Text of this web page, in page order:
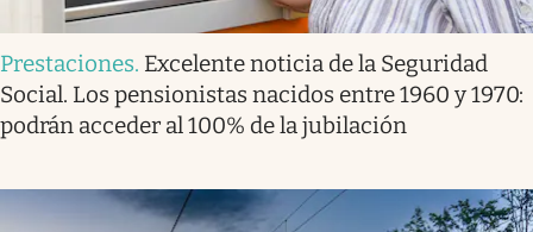
Prestaciones. Excelente noticia de la Seguridad
Social. Los pensionistas nacidos entre 1960 y 1970:
podrán acceder al 100% de la jubilación